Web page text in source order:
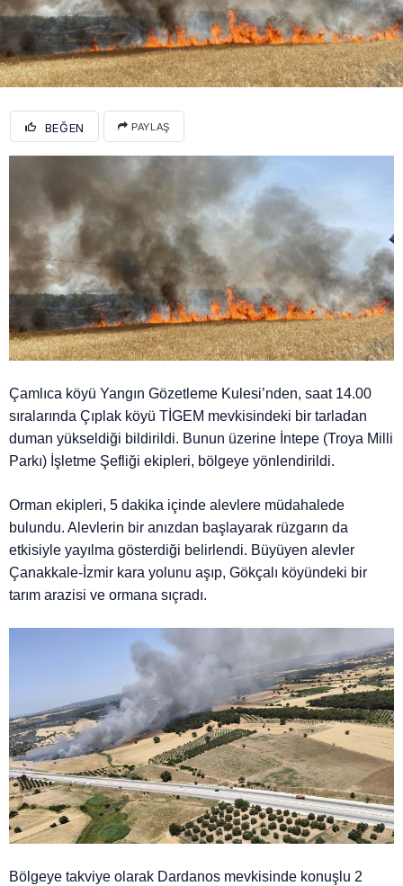
BEĞEN PAYLAŞ
Çamlıca köyü Yangın Gözetleme Kulesi’nden, saat 14.00
sıralarında Çıplak köyü TİGEM mevkisindeki bir tarladan
duman yükseldiği bildirildi. Bunun üzerine İntepe (Troya Milli
Parkı) İşletme Şefliği ekipleri, bölgeye yönlendirildi.
Orman ekipleri, 5 dakika içinde alevlere müdahalede
bulundu. Alevlerin bir anızdan başlayarak rüzgarın da
etkisiyle yayılma gösterdiği belirlendi. Büyüyen alevler
Çanakkale-İzmir kara yolunu aşıp, Gökçalı köyündeki bir
tarım arazisi ve ormana sıçradı.
Bölgeye takviye olarak Dardanos mevkisinde konuşlu 2